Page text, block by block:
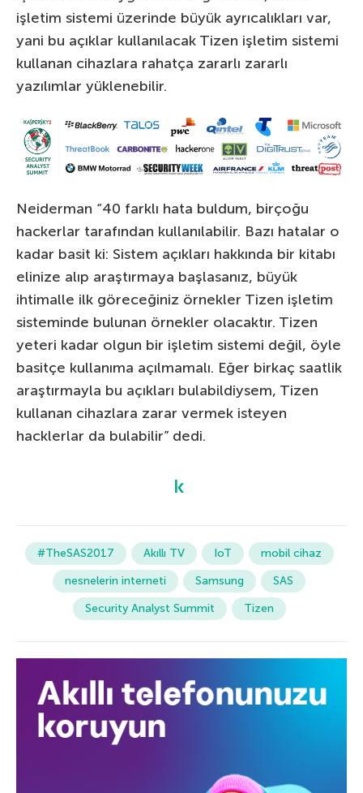
işletim sistemi üzerinde büyük ayrıcalıkları var,
yani bu açıklar kullanılacak Tizen işletim sistemi
kullanan cihazlara rahatça zararlı zararlı
yazılımlar yüklenebilir.
Neiderman “40 farklı hata buldum, birçoğu
hackerlar tarafından kullanılabilir. Bazı hatalar o
kadar basit ki: Sistem açıkları hakkında bir kitabı
elinize alıp araştırmaya başlasanız, büyük
ihtimalle ilk göreceğiniz örnekler Tizen işletim
sisteminde bulunan örnekler olacaktır. Tizen
yeteri kadar olgun bir işletim sistemi değil, öyle
basitçe kullanıma açılmamalı. Eğer birkaç saatlik
araştırmayla bu açıkları bulabildiysem, Tizen
kullanan cihazlara zarar vermek isteyen
hacklerlar da bulabilir” dedi.
#TheSAS2017 Akıllı TV IoT
mobil cihaz
nesnelerin interneti
Samsung
SAS
Security Analyst Summit
Tizen